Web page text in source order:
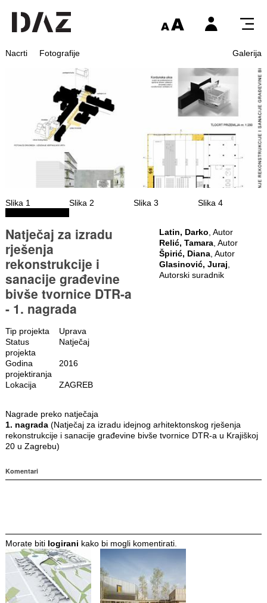
Nacrti Fotografije Galerija
Slika 1 Slika 2 Slika 3 Slika 4
Natječaj za izradu
rješenja
rekonstrukcije i
sanacije građevine
bivše tvornice DTR-a
- 1. nagrada
Latin, Darko , Autor
Relić, Tamara , Autor
Špirić, Diana , Autor
Glasinović, Juraj
Autorski suradnik
Tip projekta
Uprava
Status
projekta
Natječaj
Godina
projektiranja
2016
Lokacija ZAGREB
Nagrade preko natječaja
1. nagrada(Natječaj za izradu idejnog arhitektonskog rješenja
rekonstrukcije i sanacije građevine bivše tvornice DTR-a u Krajiškoj
20 u Zagrebu)
Komentari
Morate biti logirani kako bi mogli komentirati.